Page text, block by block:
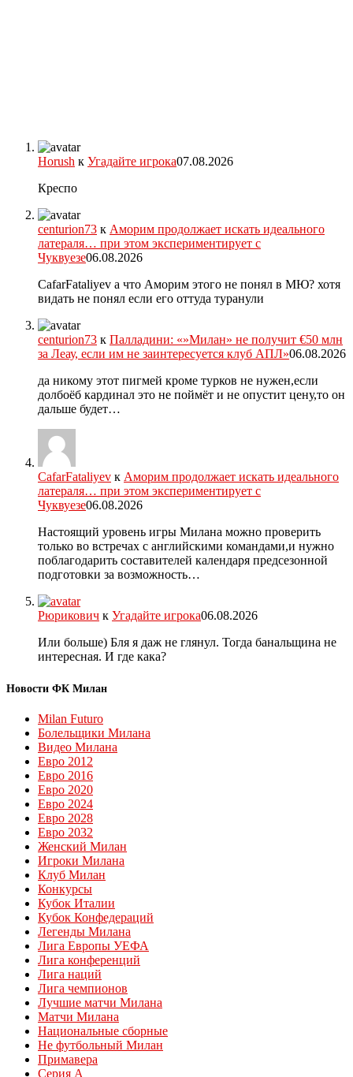
Horush к Угадайте игрока07.08.2026
Креспо
centurion73 к Аморим продолжает искать идеального
латераля… при этом экспериментирует с
Чуквуезе06.08.2026
CafarFataliyev а что Аморим этого не понял в МЮ? хотя
видать не понял если его оттуда туранули
centurion73 к Палладини: «»Милан» не получит €50 млн
за Леау, если им не заинтересуется клуб АПЛ»06.08.2026
да никому этот пигмей кроме турков не нужен,если
долбоёб кардинал это не поймёт и не опустит цену,то он
дальше будет…
CafarFataliyev к Аморим продолжает искать идеального
латераля… при этом экспериментирует с
Чуквуезе06.08.2026
Настоящий уровень игры Милана можно проверить
только во встречах с английскими командами,и нужно
поблагодарить составителей календаря предсезонной
подготовки за возможность…
Рюрикович к Угадайте игрока06.08.2026
Или больше) Бля я даж не глянул. Тогда банальщина не
интересная. И где кака?
Новости ФК Милан
Milan Futuro
Болельщики Милана
Видео Милана
Евро 2012
Евро 2016
Евро 2020
Евро 2024
Евро 2028
Евро 2032
Женский Милан
Игроки Милана
Клуб Милан
Конкурсы
Кубок Италии
Кубок Конфедераций
Легенды Милана
Лига Европы УЕФА
Лига конференций
Лига наций
Лига чемпионов
Лучшие матчи Милана
Матчи Милана
Национальные сборные
Не футбольный Милан
Примавера
Серия А